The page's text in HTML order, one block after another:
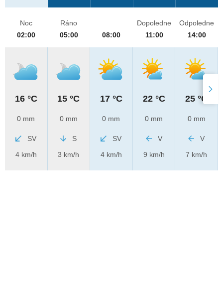
Noc
02:00
16 °C
0 mm
SV
4 km/h
Ráno
05:00
15 °C
0 mm
S
3 km/h
08:00
17 °C
0 mm
SV
4 km/h
Dopoledne
11:00
22 °C
0 mm
V
9 km/h
Odpoledne
14:00
25 °C
0 mm
V
7 km/h